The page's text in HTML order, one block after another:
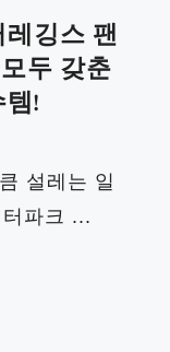
깅스 팬
두 갖춘
!
설레는 일
파크 ...